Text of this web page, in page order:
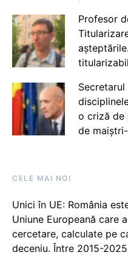
Profesor
o criză de
de
CELE MAI NOI
Unici în UE: România
Uniune Europeană care
cercetare, calculate pe
deceniu. Între 2015-